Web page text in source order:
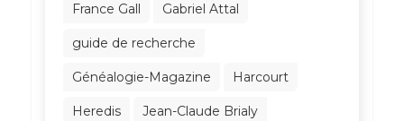
France Gall Gabriel Attal
guide de recherche
Généalogie-Magazine Harcourt
Heredis Jean-Claude Brialy